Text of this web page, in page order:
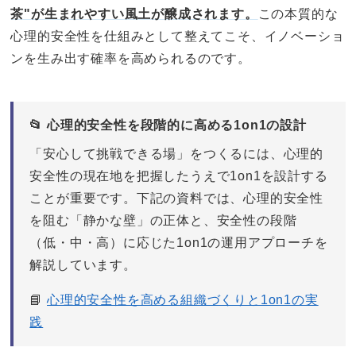
茶"が生まれやすい風土が醸成されます。
この本質的な
心理的安全性を仕組みとして整えてこそ、イノベーショ
ンを生み出す確率を高められるのです。
📂 心理的安全性を段階的に高める1on1の設計
「安心して挑戦できる場」をつくるには、心理的
安全性の現在地を把握したうえで1on1を設計する
ことが重要です。下記の資料では、心理的安全性
を阻む「静かな壁」の正体と、安全性の段階
（低・中・高）に応じた1on1の運用アプローチを
解説しています。
📘心理的安全性を高める組織づくりと1on1の実
践